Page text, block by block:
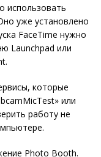
использовать
уже установлено
FaceTime нужно
Launchpad или
которые
или
работу не
Photo Booth.